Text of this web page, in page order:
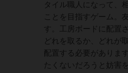
タイル職人になって、
ことを目指すゲーム。
す。工房ボードに配置
どれを取るか、どれが
配置する必要がありま
たくないだろうと妨害